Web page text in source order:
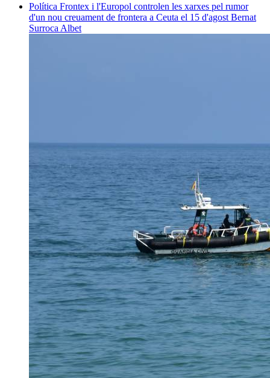
Política Frontex i l'Europol controlen les xarxes pel rumor
d'un nou creuament de frontera a Ceuta el 15 d'agost Bernat
Surroca Albet